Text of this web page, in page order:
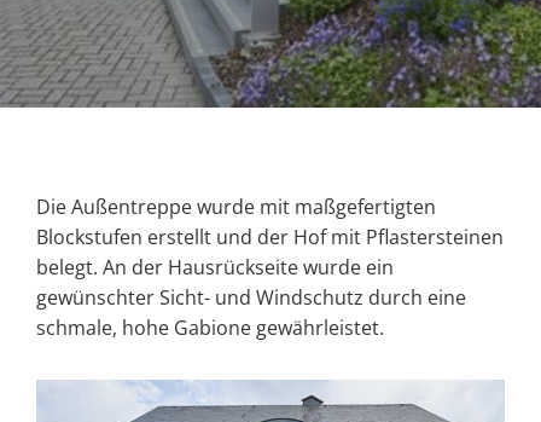
Die Außentreppe wurde mit maßgefertigten
Blockstufen erstellt und der Hof mit Pflastersteinen
belegt. An der Hausrückseite wurde ein
gewünschter Sicht- und Windschutz durch eine
schmale, hohe Gabione gewährleistet.